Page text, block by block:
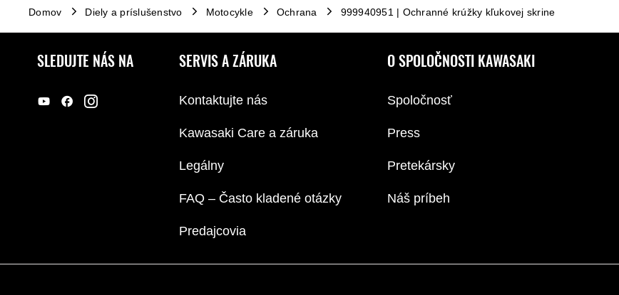
Domov Diely a príslušenstvo Motocykle Ochrana 999940951 | Ochranné krúžky kľukovej skrine
SLEDUJTE NÁS NA SERVIS A ZÁRUKA
Kontaktujte nás
Kawasaki Care a záruka
Legálny
FAQ – Často kladené otázky
Predajcovia
O SPOLOČNOSTI KAWASAKI
Spoločnosť
Press
Pretekársky
Náš príbeh